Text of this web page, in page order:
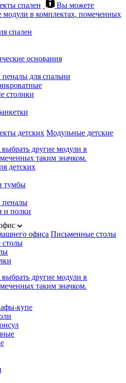
спален
Вы можете
модули в комплектах, помеченных
спален
основания
для спальни
столики
детских Модульные детские
другие модули в
таким значком.
детских
тумбы
и полки
офиса Письменные столы
другие модули в
таким значком.
купе